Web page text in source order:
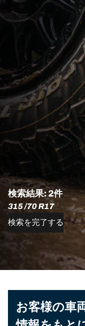
検索結果: 2件
315 /70 R17
検索を完了する
お客様の車